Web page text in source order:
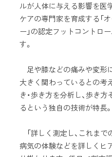
ルが人体に与える影響を医
ケアの専門家を育成する「
ー」の認定フットコントロ
す。
足や膝などの痛みや変形
大きく関わっているとの考
き・歩き方を分析し、歩き
るという独自の技術が特長。
「詳しく測定し、これまで
病気の体験などを詳しくヒ